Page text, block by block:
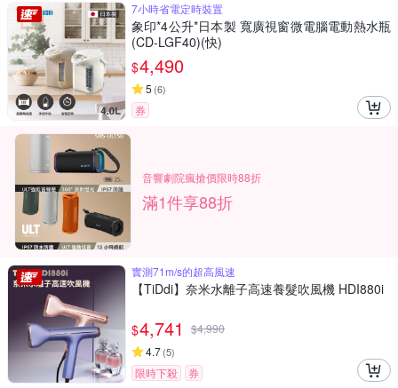
7小時省電定時裝置
象印*4公升*日本製 寬廣視窗微電腦電動熱水瓶
(CD-LGF40)(快)
$4,490
5 (6)
券
音響劇院瘋搶價限時88折
滿1件享88折
實測71m/s的超高風速
【TiDdi】奈米水離子高速養髮吹風機 HDI880i
$4,741 $4,990
4.7(5)
限時下殺 券